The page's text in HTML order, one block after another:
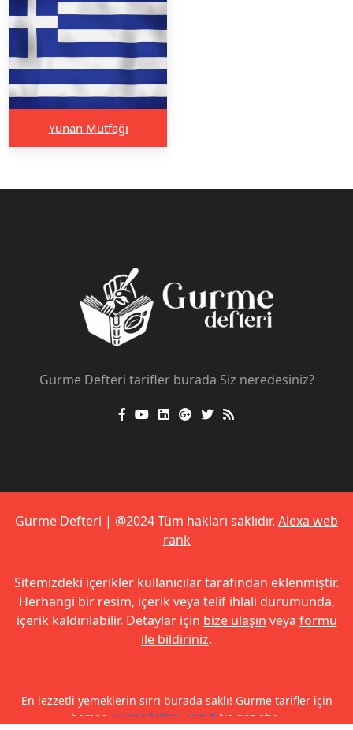
Yunan Mutfağı
Gurme Defteri tarifler burada Siz neredesiniz?
Gurme Defteri | @2024 Tüm hakları saklıdır. Alexa web
rank
Sitemizdeki içerikler kullanıcılar tarafından eklenmiştir.
Herhangi bir resim, içerik veya telif ihlali durumunda,
içerik kaldırılabilir. Detaylar için bize ulaşın veya formu
ile bildiriniz.
En lezzetli yemeklerin sırrı burada saklı! Gurme tarifler için
hemen gurmedefteri.com.tr’ye göz atın.